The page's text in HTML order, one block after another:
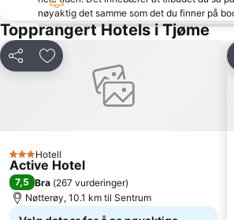
nøyaktig det samme som det du finner på
Topprangert Hotels i Tjøme
Del Legg til i favoritter
3 Stjerner
Hotell
Active Hotel
7,5 Bra (267 vurderinger)
Nøtterøy, 10.1 km til Sentrum